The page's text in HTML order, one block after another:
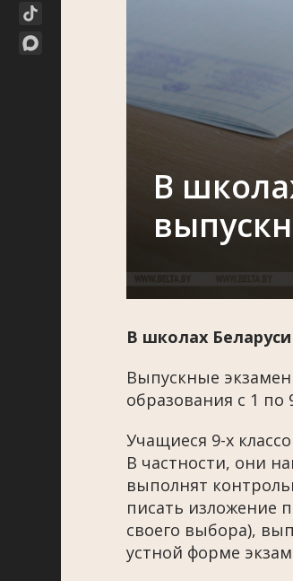
В
В школах
Выпускные
образования с 1 по
Учащиеся 9-х
В частности, они
выполнят
писать изложение
своего выбора),
устной форме